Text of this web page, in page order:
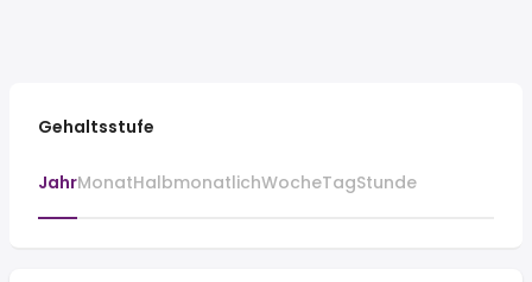
Gehaltsstufe
JahrMonatHalbmonatlichWocheTagStunde